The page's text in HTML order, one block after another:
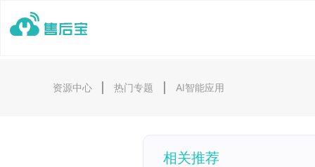
资源中心 热门专题 AI智能应用
相关推荐